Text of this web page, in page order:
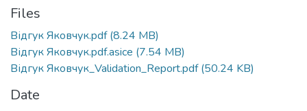
Files
Відгук Яковчук.pdf(8.24 MB)
Відгук Яковчук.pdf.asice (7.54 MB)
Відгук Яковчук_Validation_Report.pdf(50.24 KB)
Date